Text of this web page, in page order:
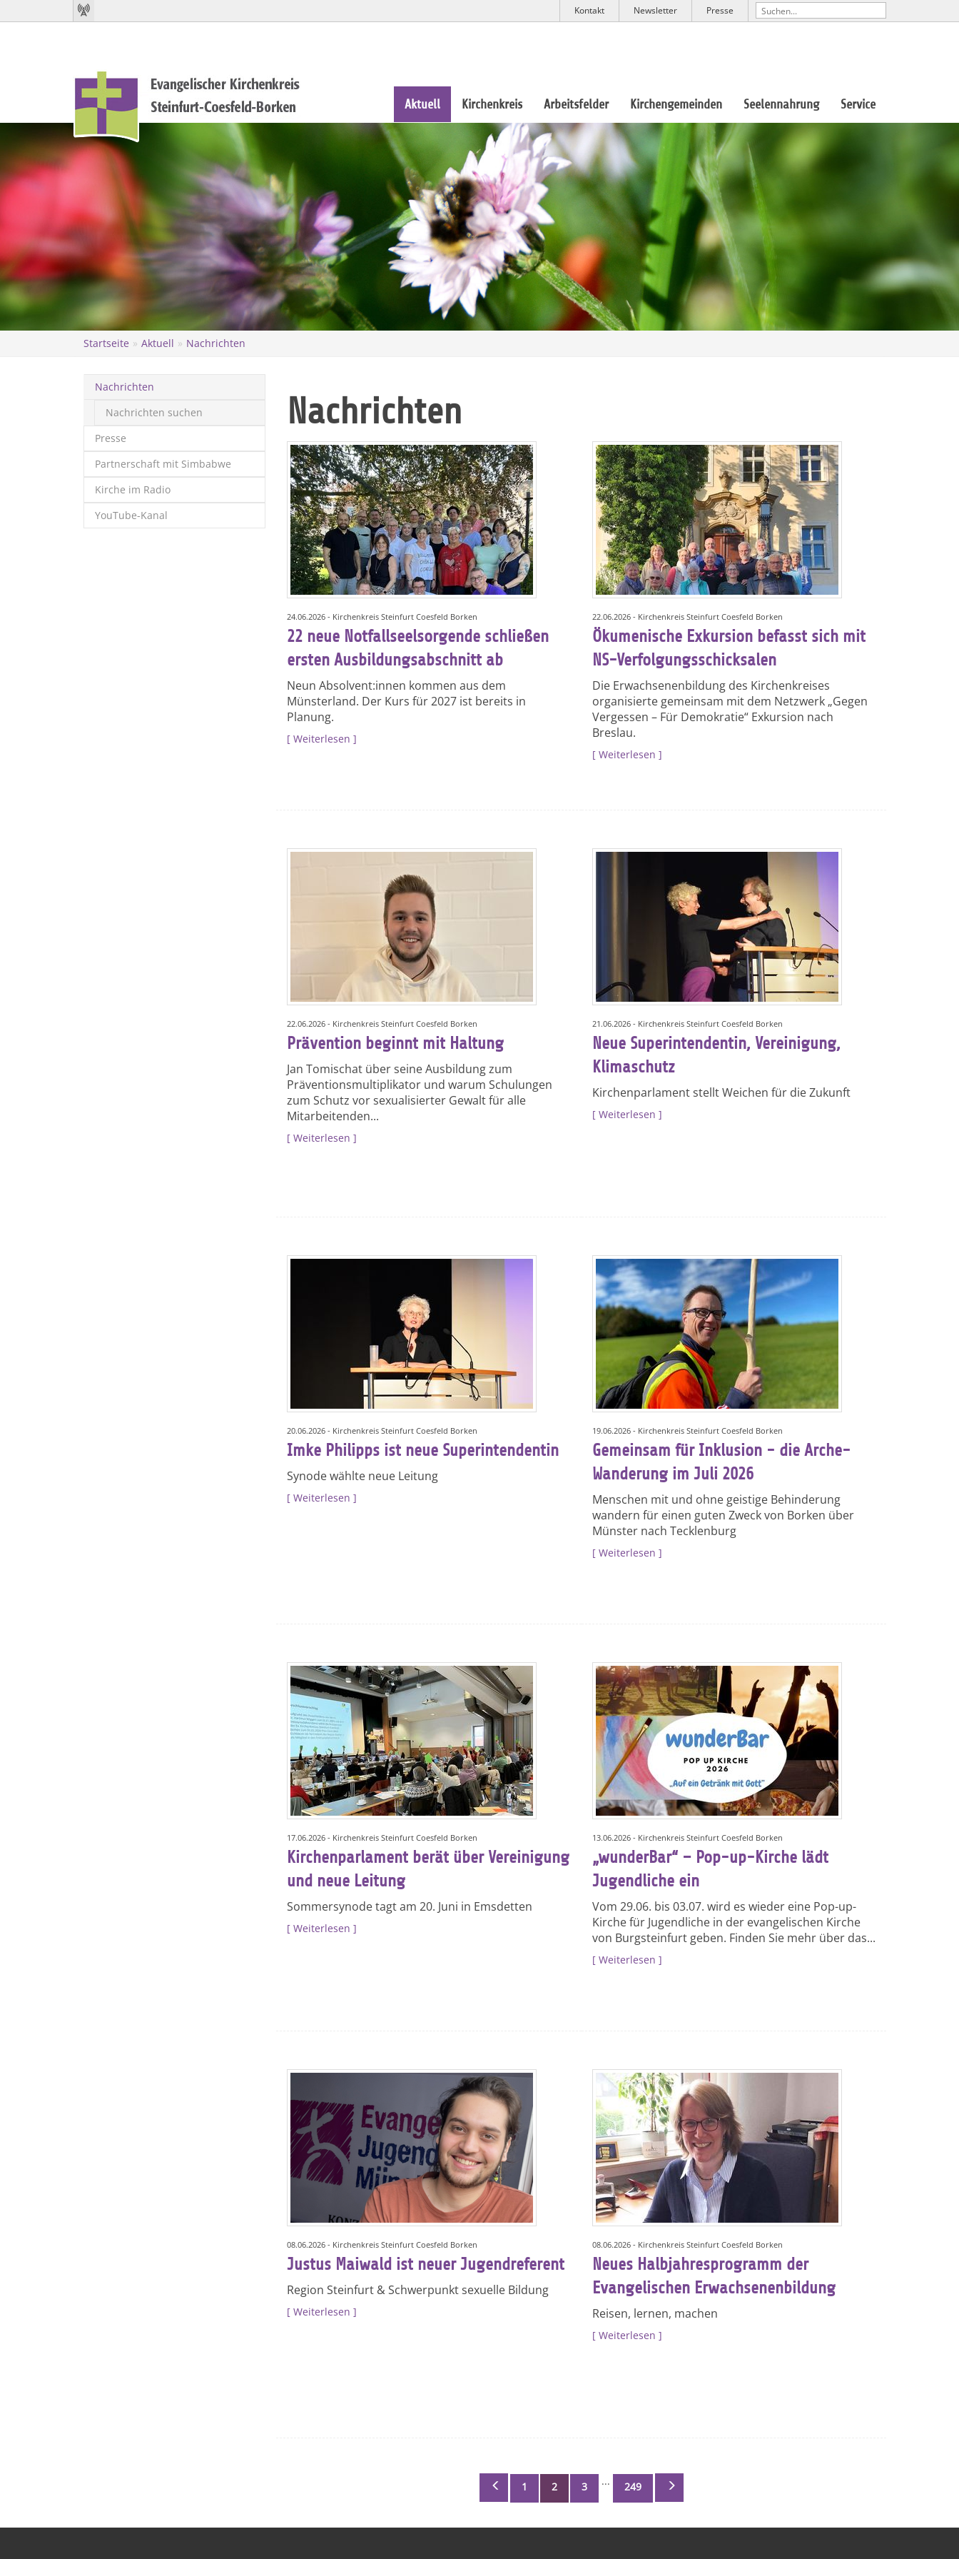
Presse
Newsletter
Kontakt
Aktuell Kirchenkreis Arbeitsfelder Kirchengemeinden Seelennahrung Service
Startseite Aktuell Nachrichten
Nachrichten
Nachrichten suchen
Presse
Partnerschaft mit Simbabwe
Kirche im Radio
YouTube-Kanal
Nachrichten
24.06.2026 - Kirchenkreis Steinfurt Coesfeld Borken
22 neue Notfallseelsorgende schließen
ersten Ausbildungsabschnitt ab
Neun Absolvent:innen kommen aus dem
Münsterland. Der Kurs für 2027 ist bereits in
Planung.
Weiterlesen
22.06.2026 - Kirchenkreis Steinfurt Coesfeld Borken
Ökumenische Exkursion befasst sich mit
NS-Verfolgungsschicksalen
Die Erwachsenenbildung des Kirchenkreises
organisierte gemeinsam mit dem Netzwerk „Gegen
Vergessen – Für Demokratie“ Exkursion nach
Breslau.
Weiterlesen
22.06.2026 - Kirchenkreis Steinfurt Coesfeld Borken
Prävention beginnt mit Haltung
Jan Tomischat über seine Ausbildung zum
Präventionsmultiplikator und warum Schulungen
zum Schutz vor sexualisierter Gewalt für alle
Mitarbeitenden...
Weiterlesen
21.06.2026 - Kirchenkreis Steinfurt Coesfeld Borken
Neue Superintendentin, Vereinigung,
Klimaschutz
Kirchenparlament stellt Weichen für die Zukunft
Weiterlesen
20.06.2026 - Kirchenkreis Steinfurt Coesfeld Borken
Imke Philipps ist neue Superintendentin
Synode wählte neue Leitung
Weiterlesen
19.06.2026 - Kirchenkreis Steinfurt Coesfeld Borken
Gemeinsam für Inklusion - die Arche-
Wanderung im Juli 2026
Menschen mit und ohne geistige Behinderung
wandern für einen guten Zweck von Borken über
Münster nach Tecklenburg
Weiterlesen
17.06.2026 - Kirchenkreis Steinfurt Coesfeld Borken
Kirchenparlament berät über Vereinigung
und neue Leitung
Sommersynode tagt am 20. Juni in Emsdetten
Weiterlesen
13.06.2026 - Kirchenkreis Steinfurt Coesfeld Borken
„wunderBar“ – Pop-up-Kirche lädt
Jugendliche ein
Vom 29.06. bis 03.07. wird es wieder eine Pop-up-
Kirche für Jugendliche in der evangelischen Kirche
von Burgsteinfurt geben. Finden Sie mehr über das...
Weiterlesen
08.06.2026 - Kirchenkreis Steinfurt Coesfeld Borken
Justus Maiwald ist neuer Jugendreferent
Region Steinfurt & Schwerpunkt sexuelle Bildung
Weiterlesen
08.06.2026 - Kirchenkreis Steinfurt Coesfeld Borken
Neues Halbjahresprogramm der
Evangelischen Erwachsenenbildung
Reisen, lernen, machen
Weiterlesen
1 2 3 ... 249